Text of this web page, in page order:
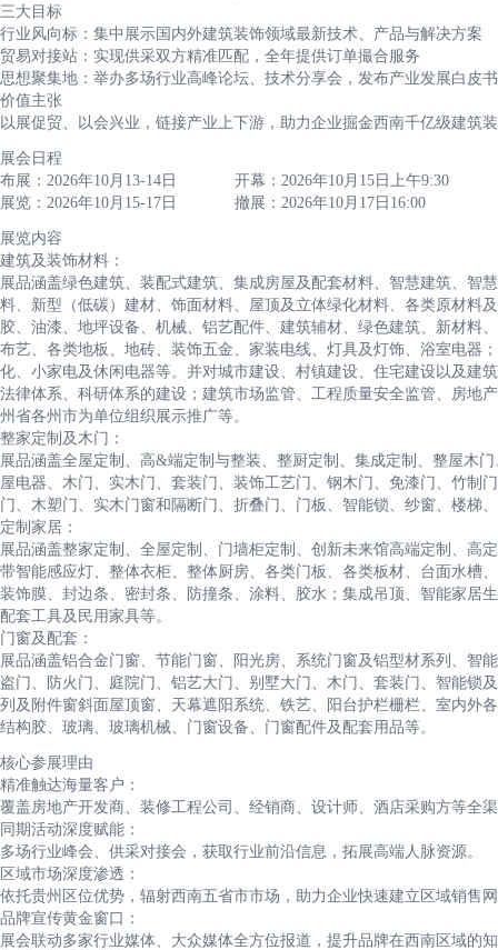
三大目标
行业风向标：集中展示国内外建筑装饰领域最新技术、产品与解决方案
贸易对接站：实现供采双方精准匹配，全年提供订单撮合服务
思想聚集地：举办多场行业高峰论坛、技术分享会，发布产业发展白皮书
价值主张
以展促贸、以会兴业，链接产业上下游，助力企业掘金西南千亿级建筑
展会日程
布展：2026年10月13-14日 开幕：2026年10月15日上午9:30
展览：2026年10月15-17日 撤展：2026年10月17日16:00
展览内容
建筑及装饰材料：
展品涵盖绿色建筑、装配式建筑、集成房屋及配套材料、智慧建筑、智
料、新型（低碳）建材、饰面材料、屋顶及立体绿化材料、各类原材料
胶、油漆、地坪设备、机械、铝艺配件、建筑辅材、绿色建筑、新材料
布艺、各类地板、地砖、装饰五金、家装电线、灯具及灯饰、浴室电器
化、小家电及休闲电器等。并对城市建设、村镇建设、住宅建设以及建
法律体系、科研体系的建设；建筑市场监管、工程质量安全监管、房地
州省各州市为单位组织展示推广等。
整家定制及木门：
展品涵盖全屋定制、高&端定制与整装、整厨定制、集成定制、整屋木
屋电器、木门、实木门、套装门、装饰工艺门、钢木门、免漆门、竹制
门、木塑门、实木门窗和隔断门、折叠门、门板、智能锁、纱窗、楼梯
定制家居：
展品涵盖整家定制、全屋定制、门墙柜定制、创新未来馆高端定制、高
带智能感应灯、整体衣柜、整体厨房、各类门板、各类板材、台面水槽
装饰膜、封边条、密封条、防撞条、涂料、胶水；集成吊顶、智能家居
配套工具及民用家具等。
门窗及配套：
展品涵盖铝合金门窗、节能门窗、阳光房、系统门窗及铝型材系列、智
盗门、防火门、庭院门、铝艺大门、别墅大门、木门、套装门、智能锁
列及附件窗斜面屋顶窗、天幕遮阳系统、铁艺、阳台护栏栅栏、室内外
结构胶、玻璃、玻璃机械、门窗设备、门窗配件及配套用品等。
核心参展理由
精准触达海量客户：
覆盖房地产开发商、装修工程公司、经销商、设计师、酒店采购方等全
同期活动深度赋能：
多场行业峰会、供采对接会，获取行业前沿信息，拓展高端人脉资源。
区域市场深度渗透：
依托贵州区位优势，辐射西南五省市市场，助力企业快速建立区域销售
品牌宣传黄金窗口：
展会联动多家行业媒体、大众媒体全方位报道，提升品牌在西南区域的